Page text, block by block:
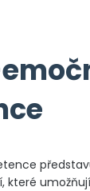
které